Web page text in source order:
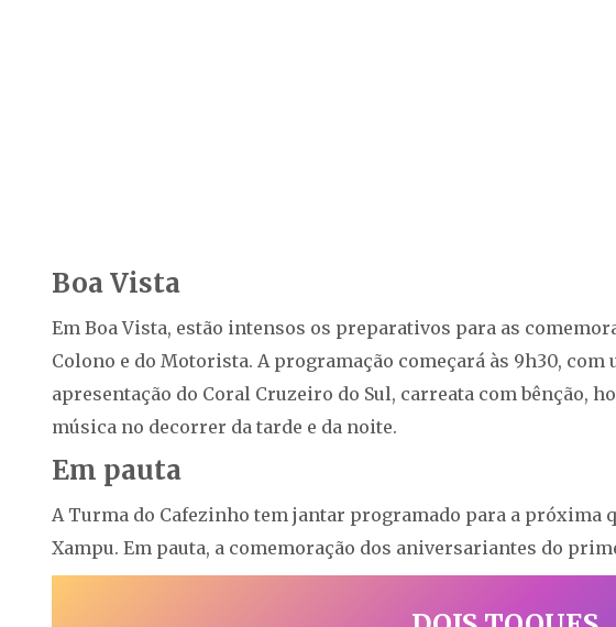
Boa Vista
Em Boa Vista, estão intensos os preparativos para as
Colono e do Motorista. A programação começará às 9h30, com
apresentação do Coral Cruzeiro do Sul, carreata com bênção,
música no decorrer da tarde e da noite.
Em pauta
A Turma do Cafezinho tem jantar programado para a próxima
Xampu. Em pauta, a comemoração dos aniversariantes do